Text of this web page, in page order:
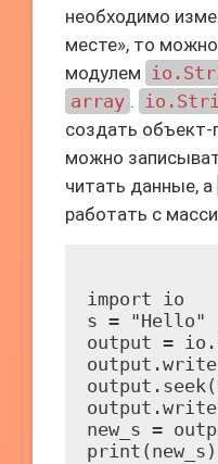
необходимо
месте», то
модулем
array .
создать
можно
читать данные, а
работать с
import io
s = "Hello"
output =
new_s =